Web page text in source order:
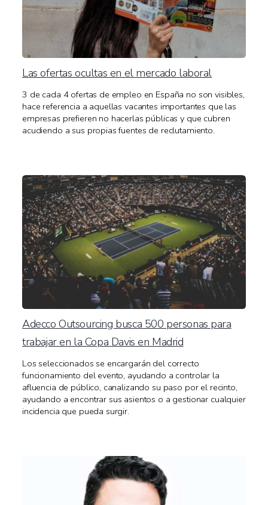
Las ofertas ocultas en el mercado laboral
3 de cada 4 ofertas de empleo en España no son visibles,
hace referencia a aquellas vacantes importantes que las
empresas prefieren no hacerlas públicas y que cubren
acudiendo a sus propias fuentes de reclutamiento.
Adecco Outsourcing busca 500 personas para
trabajar en la Copa Davis en Madrid
Los seleccionados se encargarán del correcto
funcionamiento del evento, ayudando a controlar la
afluencia de público, canalizando su paso por el recinto,
ayudando a encontrar sus asientos o a gestionar cualquier
incidencia que pueda surgir.